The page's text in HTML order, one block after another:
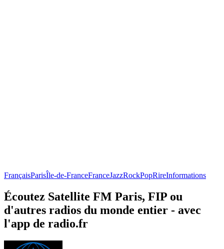
FrançaisParisÎle-de-FranceFranceJazzRockPopRireInformations
Écoutez Satellite FM Paris, FIP ou
d'autres radios du monde entier - avec
l'app de radio.fr